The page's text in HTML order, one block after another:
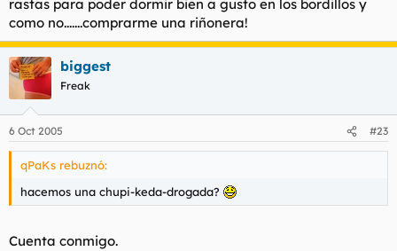
rastas para poder dormir bien a gusto en los bordillos y
como no.......comprarme una riñonera!
biggest
Freak
6 Oct 2005 #23
qPaKs rebuznó:
hacemos una chupi-keda-drogada?
Cuenta conmigo.